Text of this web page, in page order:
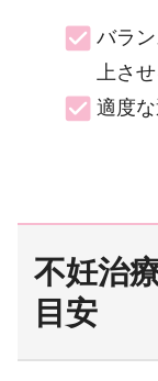
バラ
上させ
適度
不妊治
目安